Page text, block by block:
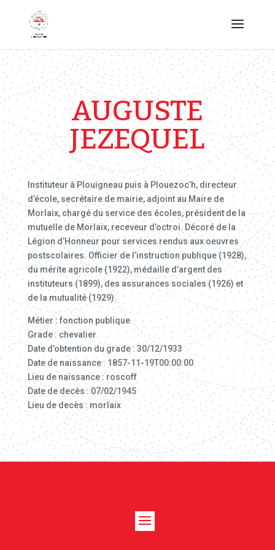
AUGUSTE
JEZEQUEL
Instituteur à Plouigneau puis à Plouezoc’h, directeur
d’école, secrétaire de mairie, adjoint au Maire de
Morlaix, chargé du service des écoles, président de la
mutuelle de Morlaix, receveur d’octroi. Décoré de la
Légion d’Honneur pour services rendus aux oeuvres
postscolaires. Officier de l’instruction publique (1928),
du mérite agricole (1922), médaille d’argent des
instituteurs (1899), des assurances sociales (1926) et
de la mutualité (1929).
Métier : fonction publique
Grade : chevalier
Date d’obtention du grade : 30/12/1933
Date de naissance : 1857-11-19T00:00:00
Lieu de naissance : roscoff
Date de decès : 07/02/1945
Lieu de decès : morlaix